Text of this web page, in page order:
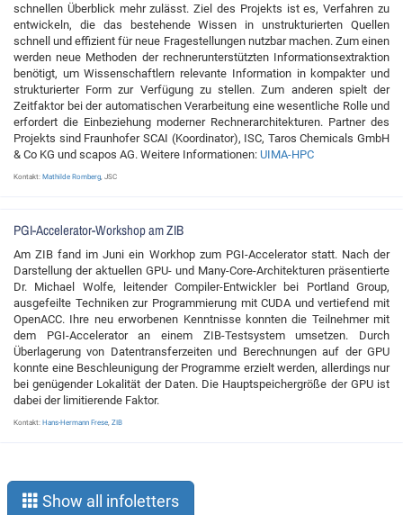
schnellen Überblick mehr zulässt. Ziel des Projekts ist es, Verfahren zu
entwickeln, die das bestehende Wissen in unstrukturierten Quellen
schnell und effizient für neue Fragestellungen nutzbar machen. Zum einen
werden neue Methoden der rechnerunterstützten Informationsextraktion
benötigt, um Wissenschaftlern relevante Information in kompakter und
strukturierter Form zur Verfügung zu stellen. Zum anderen spielt der
Zeitfaktor bei der automatischen Verarbeitung eine wesentliche Rolle und
erfordert die Einbeziehung moderner Rechnerarchitekturen. Partner des
Projekts sind Fraunhofer SCAI (Koordinator), ISC, Taros Chemicals GmbH
& Co KG und scapos AG. Weitere Informationen: UIMA-HPC
Kontakt: Mathilde Romberg , JSC
PGI-Accelerator-Workshop am ZIB
Am ZIB fand im Juni ein Workhop zum PGI-Accelerator statt. Nach der
Darstellung der aktuellen GPU- und Many-Core-Architekturen präsentierte
Dr. Michael Wolfe, leitender Compiler-Entwickler bei Portland Group,
ausgefeilte Techniken zur Programmierung mit CUDA und vertiefend mit
OpenACC. Ihre neu erworbenen Kenntnisse konnten die Teilnehmer mit
dem PGI-Accelerator an einem ZIB-Testsystem umsetzen. Durch
Überlagerung von Datentransferzeiten und Berechnungen auf der GPU
konnte eine Beschleunigung der Programme erzielt werden, allerdings nur
bei genügender Lokalität der Daten. Die Hauptspeichergröße der GPU ist
dabei der limitierende Faktor.
Kontakt: Hans-Hermann Frese ZIB
Show all infoletters